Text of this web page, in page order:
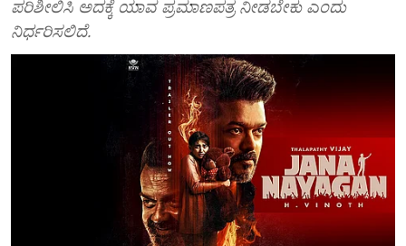
ಪರಿಶೀಲಿಸಿ ಅದಕ್ಕೆ ಯಾವ ಪ್ರಮಾಣಪತ್ರ ನೀಡಬೇಕು ಎಂದು
ನಿರ್ಧರಿಸಲಿದೆ.